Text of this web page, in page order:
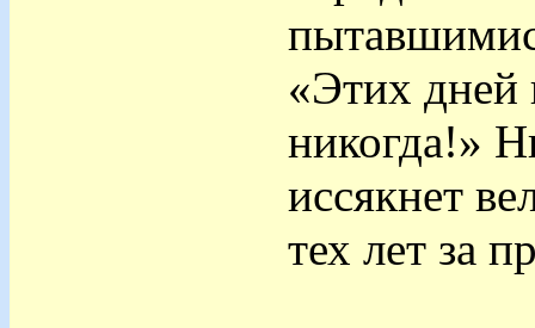
«Этих дней
никогда!»
иссякнет
тех лет за